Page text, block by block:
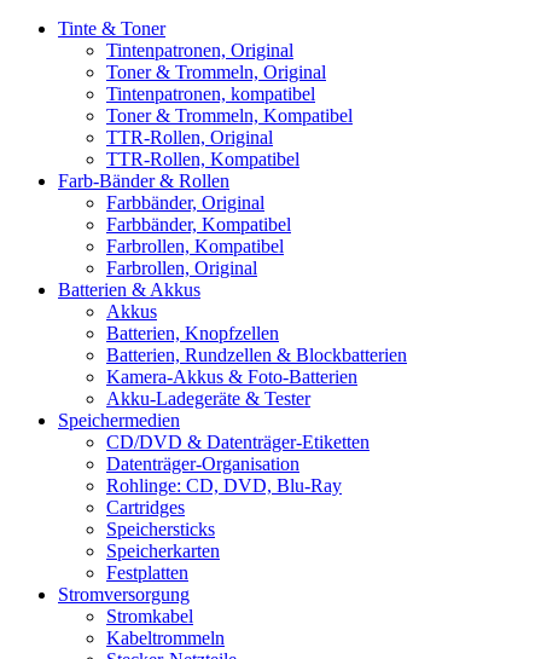
Tinte & Toner
Tintenpatronen, Original
Toner & Trommeln, Original
Tintenpatronen, kompatibel
Toner & Trommeln, Kompatibel
TTR-Rollen, Original
TTR-Rollen, Kompatibel
Farb-Bänder & Rollen
Farbbänder, Original
Farbbänder, Kompatibel
Farbrollen, Kompatibel
Farbrollen, Original
Batterien & Akkus
Akkus
Batterien, Knopfzellen
Batterien, Rundzellen & Blockbatterien
Kamera-Akkus & Foto-Batterien
Akku-Ladegeräte & Tester
Speichermedien
CD/DVD & Datenträger-Etiketten
Datenträger-Organisation
Rohlinge: CD, DVD, Blu-Ray
Cartridges
Speichersticks
Speicherkarten
Festplatten
Stromversorgung
Stromkabel
Kabeltrommeln